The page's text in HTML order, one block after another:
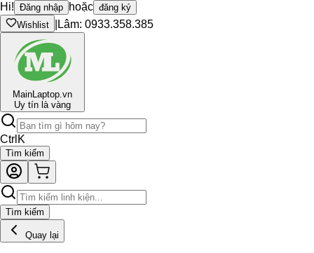
Hi! Đăng nhập hoặc đăng ký
Wishlist
Lâm: 0933.358.385
MainLaptop.vn
Uy tín là vàng
Ctrl K
Tìm kiếm
Tìm kiếm
Quay lại